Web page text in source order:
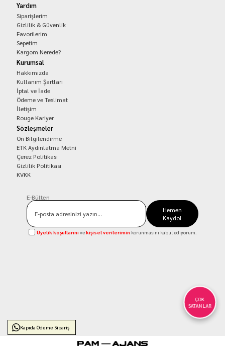
Yardım
Siparişlerim
Gizlilik & Güvenlik
Favorilerim
Sepetim
Kargom Nerede?
Kurumsal
Hakkımızda
Kullanım Şartları
İptal ve İade
Ödeme ve Teslimat
İletişim
Rouge Kariyer
Sözleşmeler
Ön Bilgilendirme
ETK Aydınlatma Metni
Çerez Politikası
Gizlilik Politikası
KVKK
E-Bülten
Hemen
Kaydol
Üyelik koşullarını vekişisel verilerimin korunmasını kabul ediyorum.
Kapıda Ödeme Sipariş
ÇOK
SATANLAR